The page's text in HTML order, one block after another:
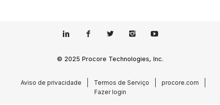
© 2025 Procore Technologies, Inc.
Aviso de privacidade Termos de Serviço
procore.com
Fazer login